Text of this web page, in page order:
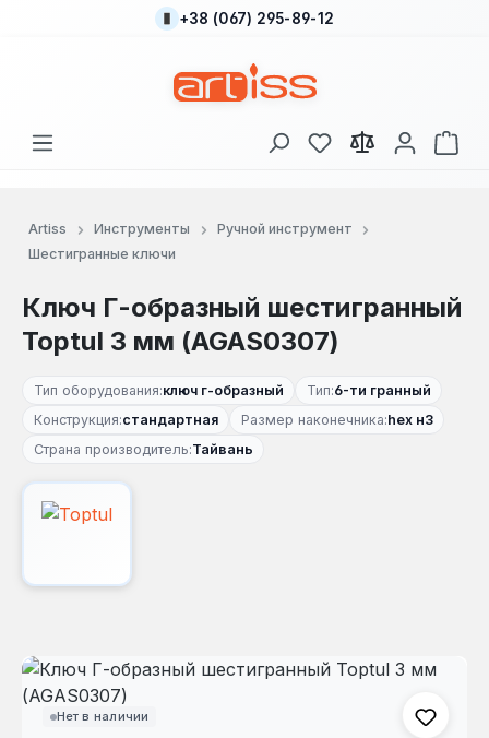
Перейти к основному содержанию
+38 (067) 295-89-12
У вас есть товары
В
Artiss Инструменты
Ручной инструмент
Шестигранные ключи
Ключ Г-образный шестигранный
Toptul 3 мм (AGAS0307)
Тип оборудования:ключ г-образный Тип:6-ти гранный
Конструкция:стандартная Размер наконечника:hex н3
Страна производитель:Тайвань
Нет в наличии
Пропустить галерею изображений